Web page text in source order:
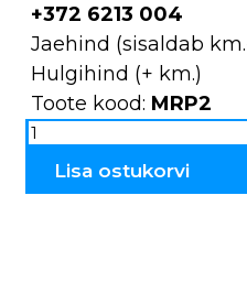
+372 6213 004
Jaehind (sisaldab
Hulgihind (+ km.)
Toote kood: MRP2
Magnet
PÕDRAPEA
suur
Lisa ostukorvi